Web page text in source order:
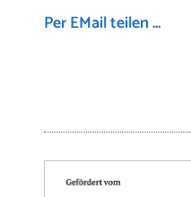
Per EMail teilen ...